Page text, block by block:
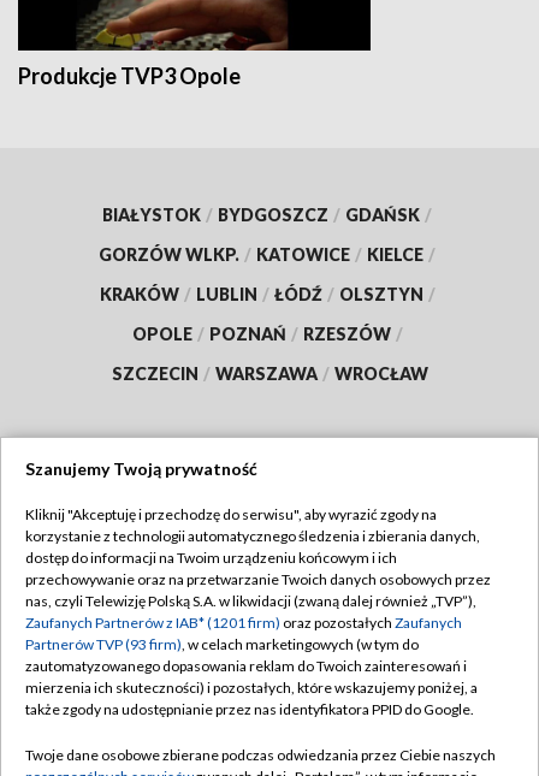
Produkcje TVP3 Opole
BIAŁYSTOK / BYDGOSZCZ / GDAŃSK /
GORZÓW WLKP. / KATOWICE / KIELCE /
KRAKÓW / LUBLIN / ŁÓDŹ / OLSZTYN /
OPOLE / POZNAŃ / RZESZÓW /
SZCZECIN / WARSZAWA / WROCŁAW
TVP
Abonament TVP
Emisja w TVP
Centrum informacji TVP
Naziemna Telewizja Cyfrowa
Regulamin TVP
Polityka prywatności
Moje zgody
Pomoc
Szanujemy Twoją prywatność
Kliknij "Akceptuję i przechodzę do serwisu", aby wyrazić zgody na
korzystanie z technologii automatycznego śledzenia i zbierania danych,
dostęp do informacji na Twoim urządzeniu końcowym i ich
przechowywanie oraz na przetwarzanie Twoich danych osobowych przez
nas, czyli Telewizję Polską S.A. w likwidacji (zwaną dalej również „TVP”),
Zaufanych Partnerów z IAB* (1201 firm) oraz pozostałych Zaufanych
Partnerów TVP (93 firm), w celach marketingowych (w tym do
zautomatyzowanego dopasowania reklam do Twoich zainteresowań i
mierzenia ich skuteczności) i pozostałych, które wskazujemy poniżej, a
także zgody na udostępnianie przez nas identyfikatora PPID do Google.
Twoje dane osobowe zbierane podczas odwiedzania przez Ciebie naszych